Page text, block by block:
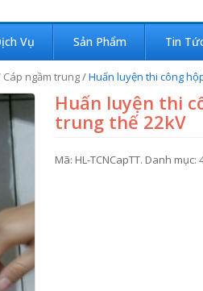
Vụ Sản Phẩm Tin
Cáp ngầm trung/Huấn luyện thi công
Huấn luyện thi
trung thế 22kV
Mã: HL-TCNCapTT. Danh mục: